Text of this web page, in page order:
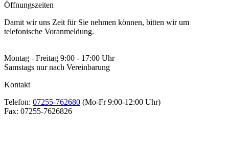
Öffnungszeiten
Damit wir uns Zeit für Sie nehmen können, bitten wir um
telefonische Voranmeldung.
Montag - Freitag 9:00 - 17:00 Uhr
Samstags nur nach Vereinbarung
Kontakt
Telefon: 07255-762680 (Mo-Fr 9:00-12:00 Uhr)
Fax: 07255-7626826